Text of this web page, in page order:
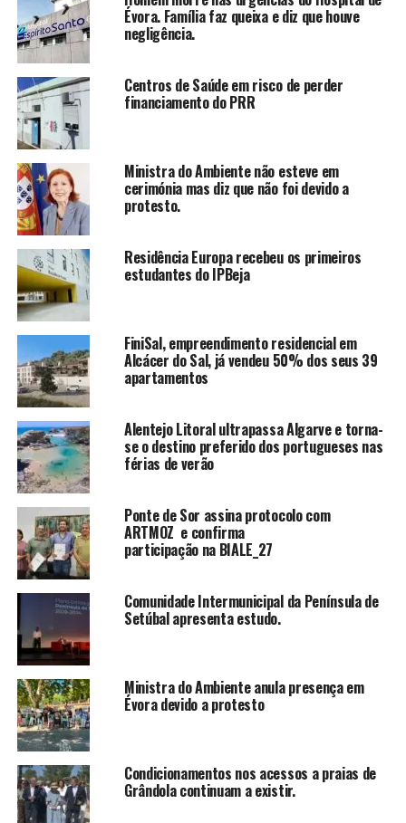
Évora. Família faz queixa e diz que houve
negligência.
Centros de Saúde em risco de perder
financiamento do PRR
Ministra do Ambiente não esteve em
cerimónia mas diz que não foi devido a
protesto.
Residência Europa recebeu os primeiros
estudantes do IPBeja
FiniSal, empreendimento residencial em
Alcácer do Sal, já vendeu 50% dos seus 39
apartamentos
Alentejo Litoral ultrapassa Algarve e torna-
se o destino preferido dos portugueses nas
férias de verão
Ponte de Sor assina protocolo com
ARTMOZ e confirma
participação na BIALE_27
Comunidade Intermunicipal da Península de
Setúbal apresenta estudo.
Ministra do Ambiente anula presença em
Évora devido a protesto
Condicionamentos nos acessos a praias de
Grândola continuam a existir.